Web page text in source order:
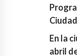
En la
abril